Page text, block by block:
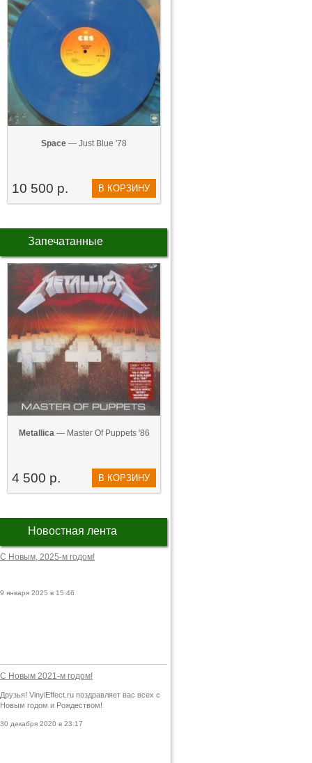
Space — Just Blue '78
10 500 р. В КОРЗИНУ
Запечатанные
Metallica— Master Of Puppets '86
4 500 р. В КОРЗИНУ
Новостная лента
С Новым, 2025-м годом!
9 января 2025 в 15:46
С Новым 2021-м годом!
Друзья! VinylEffect.ru поздравляет вас всех с
Новым годом и Рождеством!
30 декабря 2020 в 23:17